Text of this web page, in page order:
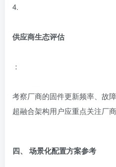
4.
供应商生态评估
：
考察厂商的固件更新频率、故
超融合架构用户应重点关注厂
四、 场景化配置方案参考